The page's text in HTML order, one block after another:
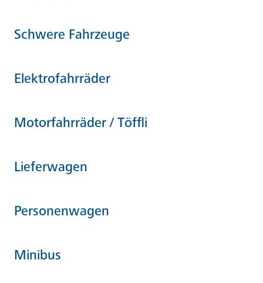
Schwere Fahrzeuge
Elektrofahrräder
Motorfahrräder / Töffli
Lieferwagen
Personenwagen
Minibus